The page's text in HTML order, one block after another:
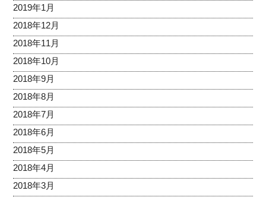
2019年1月
2018年12月
2018年11月
2018年10月
2018年9月
2018年8月
2018年7月
2018年6月
2018年5月
2018年4月
2018年3月